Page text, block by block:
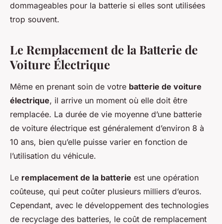
dommageables pour la batterie si elles sont utilisées
trop souvent.
Le Remplacement de la Batterie de
Voiture Électrique
Même en prenant soin de votre batterie de voiture
électrique, il arrive un moment où elle doit être
remplacée. La durée de vie moyenne d’une batterie
de voiture électrique est généralement d’environ 8 à
10 ans, bien qu’elle puisse varier en fonction de
l’utilisation du véhicule.
Le remplacement de la batterie est une opération
coûteuse, qui peut coûter plusieurs milliers d’euros.
Cependant, avec le développement des technologies
de recyclage des batteries, le coût de remplacement